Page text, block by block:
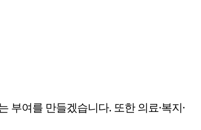
여를 만들겠습니다. 또한 의료·복지·